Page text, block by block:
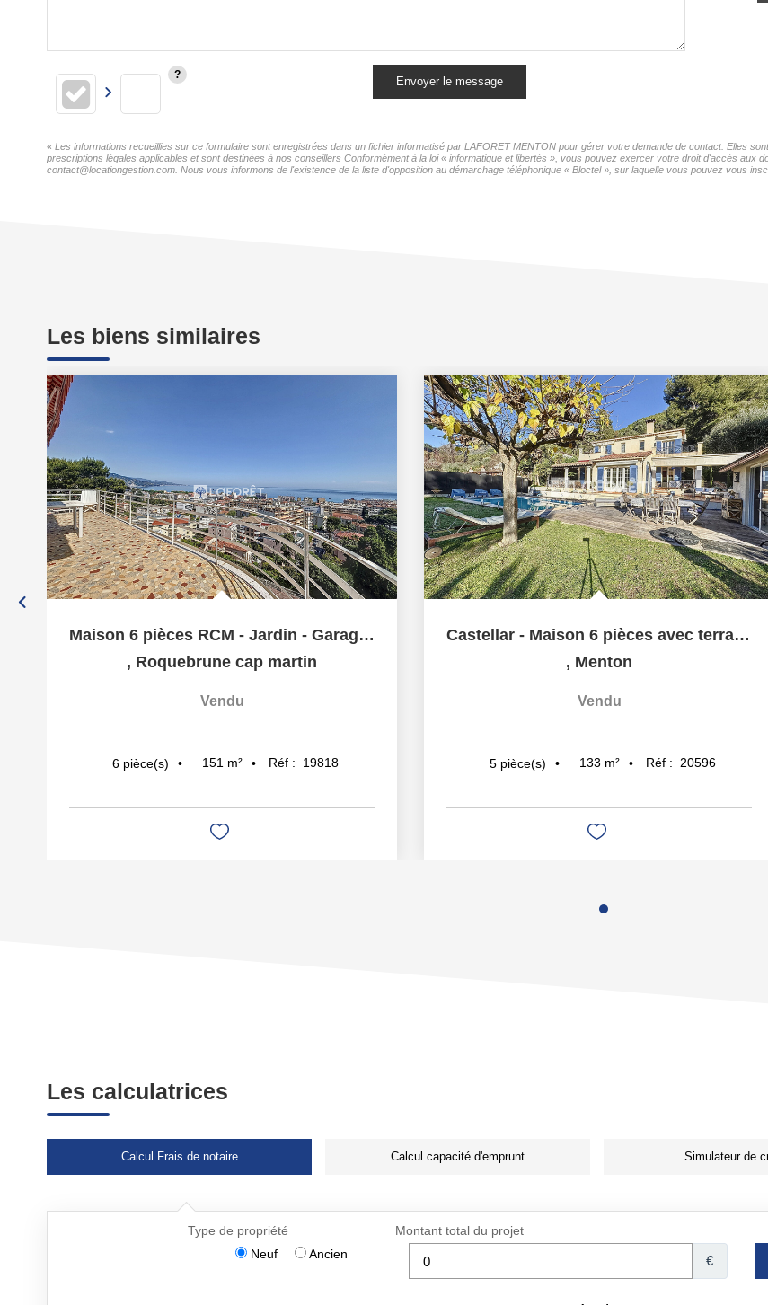
Envoyer le message
« Les informations recueillies sur ce formulaire sont enregistrées dans un fichier informatisé par LAFORET MENTON pour gérer votre demande de contact. Elles
prescriptions légales applicables et sont destinées à nos conseillers Conformément à la loi « informatique et libertés », vous pouvez exercer votre droit d'accès aux
contact@locationgestion.com. Nous vous informons de l'existence de la liste d'opposition au démarchage téléphonique « Bloctel », sur laquelle vous pouvez vous
Les biens similaires
Maison 6 pièces RCM - Jardin - Garage : vue mer panoramique
, Roquebrune cap martin
Vendu
6 pièce(s) 151 m² Réf : 19818
Castellar - Maison 6 pièces avec terrasses et piscine,...
, Menton
Vendu
5 pièce(s) 133 m² Réf : 20596
Les calculatrices
Calcul Frais de notaire Calcul capacité d'emprunt Simulateur de